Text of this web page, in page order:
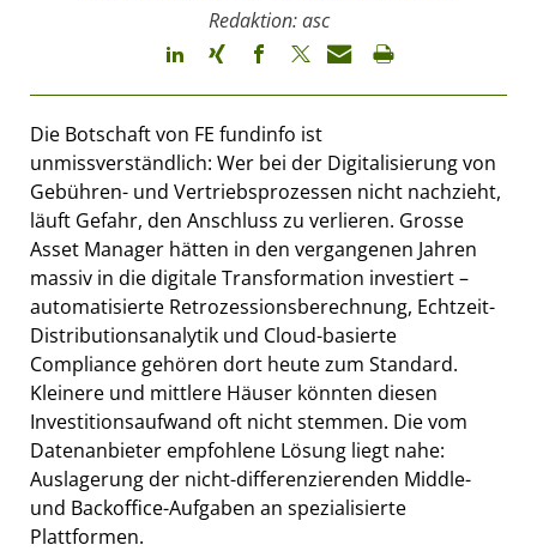
Redaktion: asc
Die Botschaft von FE fundinfo ist
unmissverständlich: Wer bei der Digitalisierung von
Gebühren- und Vertriebsprozessen nicht nachzieht,
läuft Gefahr, den Anschluss zu verlieren. Grosse
Asset Manager hätten in den vergangenen Jahren
massiv in die digitale Transformation investiert –
automatisierte Retrozessionsberechnung, Echtzeit-
Distributionsanalytik und Cloud-basierte
Compliance gehören dort heute zum Standard.
Kleinere und mittlere Häuser könnten diesen
Investitionsaufwand oft nicht stemmen. Die vom
Datenanbieter empfohlene Lösung liegt nahe:
Auslagerung der nicht-differenzierenden Middle-
und Backoffice-Aufgaben an spezialisierte
Plattformen.